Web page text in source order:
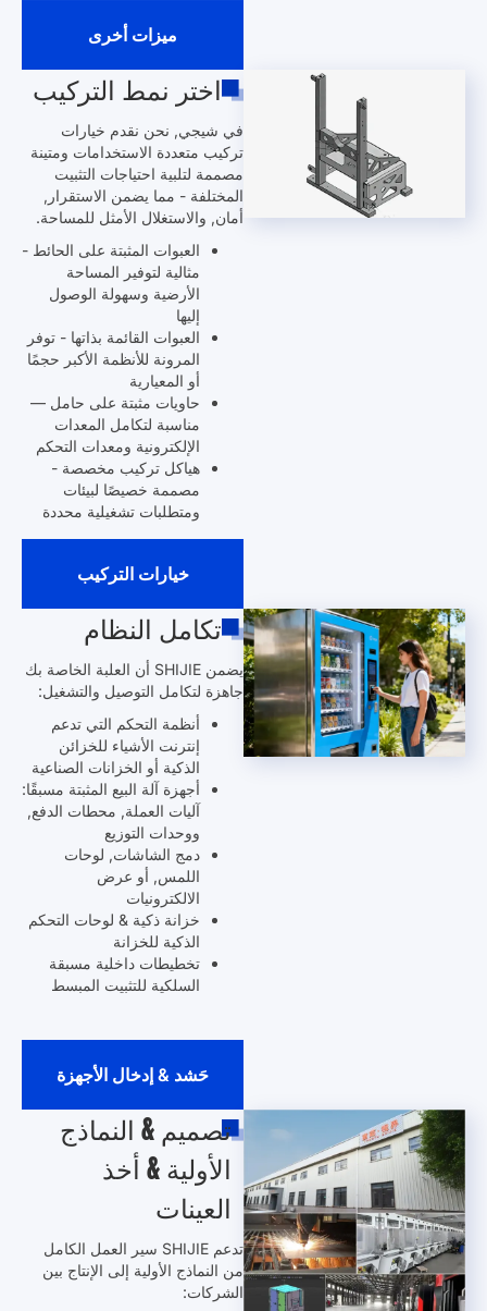
ميزات أخرى
اختر نمط التركيب
في شيجي, نحن نقدم خيارات
تركيب متعددة الاستخدامات ومتينة
مصممة لتلبية احتياجات التثبيت
المختلفة - مما يضمن الاستقرار,
أمان, والاستغلال الأمثل للمساحة.
العبوات المثبتة على الحائط -
مثالية لتوفير المساحة
الأرضية وسهولة الوصول
إليها
العبوات القائمة بذاتها - توفر
المرونة للأنظمة الأكبر حجمًا
أو المعيارية
حاويات مثبتة على حامل —
مناسبة لتكامل المعدات
الإلكترونية ومعدات التحكم
هياكل تركيب مخصصة -
مصممة خصيصًا لبيئات
ومتطلبات تشغيلية محددة
خيارات التركيب
تكامل النظام
يضمن SHIJIE أن العلبة الخاصة بك
جاهزة لتكامل التوصيل والتشغيل:
أنظمة التحكم التي تدعم
إنترنت الأشياء للخزائن
الذكية أو الخزانات الصناعية
أجهزة آلة البيع المثبتة مسبقًا:
آليات العملة, محطات الدفع,
ووحدات التوزيع
دمج الشاشات, لوحات
اللمس, أو عرض
الالكترونيات
خزانة ذكية & لوحات التحكم
الذكية للخزانة
تخطيطات داخلية مسبقة
السلكية للتثبيت المبسط
حَشد & إدخال الأجهزة
تصميم & النماذج
الأولية & أخذ
العينات
تدعم SHIJIE سير العمل الكامل
من النماذج الأولية إلى الإنتاج بين
الشركات: